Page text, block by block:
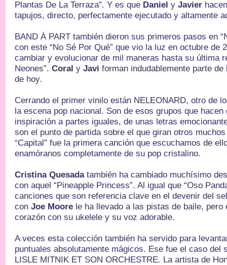
Plantas De La Terraza”. Y es que Daniel yJavier
tapujos, directo, perfectamente ejecutado y altamente
BAND À PART también dieron sus primeros pasos en
con este “No Sé Por Qué” que vio la luz en octubre de
cambiar y evolucionar de mil maneras hasta su última
Neones”.Coral yJavi forman indudablemente parte
de hoy.
Cerrando el primer vinilo están NELEONARD, otro de
la escena pop nacional. Son de esos grupos que hacen
inspiración a partes iguales, de unas letras
son el punto de partida sobre el que giran otros
“Capital” fue la primera canción que escuchamos de
enamóranos completamente de su pop cristalino.
Cristina Quesadatambién ha cambiado muchísimo
con aquel “Pineapple Princess”. Al igual que “Oso
canciones que son referencia clave en el devenir del
conJoe Moore le ha llevado a las pistas de baile, pero
corazón con su ukelele y su voz adorable.
A veces esta colección también ha servido para
puntuales absolutamente mágicos. Ese fue el caso del
LISLE MITNIK ET SON ORCHESTRE. La artista de